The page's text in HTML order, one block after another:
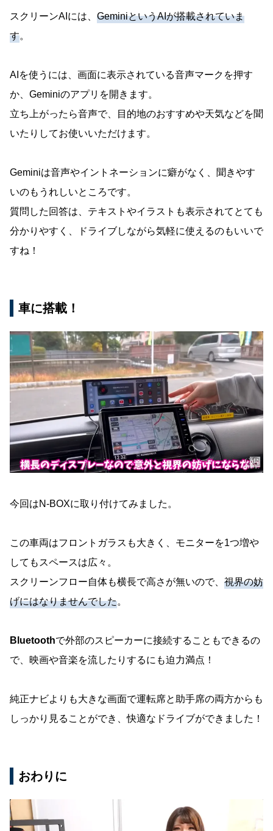
スクリーンAIには、 GeminiというAIが搭載されていま
す。
AIを使うには、画面に表示されている音声マークを押す
か、Geminiのアプリを開きます。
立ち上がったら音声で、目的地のおすすめや天気などを聞
いたりしてお使いいただけます。
Geminiは音声やイントネーションに癖がなく、聞きやす
いのもうれしいところです。
質問した回答は、テキストやイラストも表示されてとても
分かりやすく、ドライブしながら気軽に使えるのもいいで
すね！
車に搭載！
今回はN-BOXに取り付けてみました。
この車両はフロントガラスも大きく、モニターを1つ増や
してもスペースは広々。
スクリーンフロー自体も横長で高さが無いので、 視界の妨
げにはなりませんでした。
Bluetoothで外部のスピーカーに接続することもできるの
で、映画や音楽を流したりするにも迫力満点！
純正ナビよりも大きな画面で運転席と助手席の両方からも
しっかり見ることができ、快適なドライブができました！
おわりに